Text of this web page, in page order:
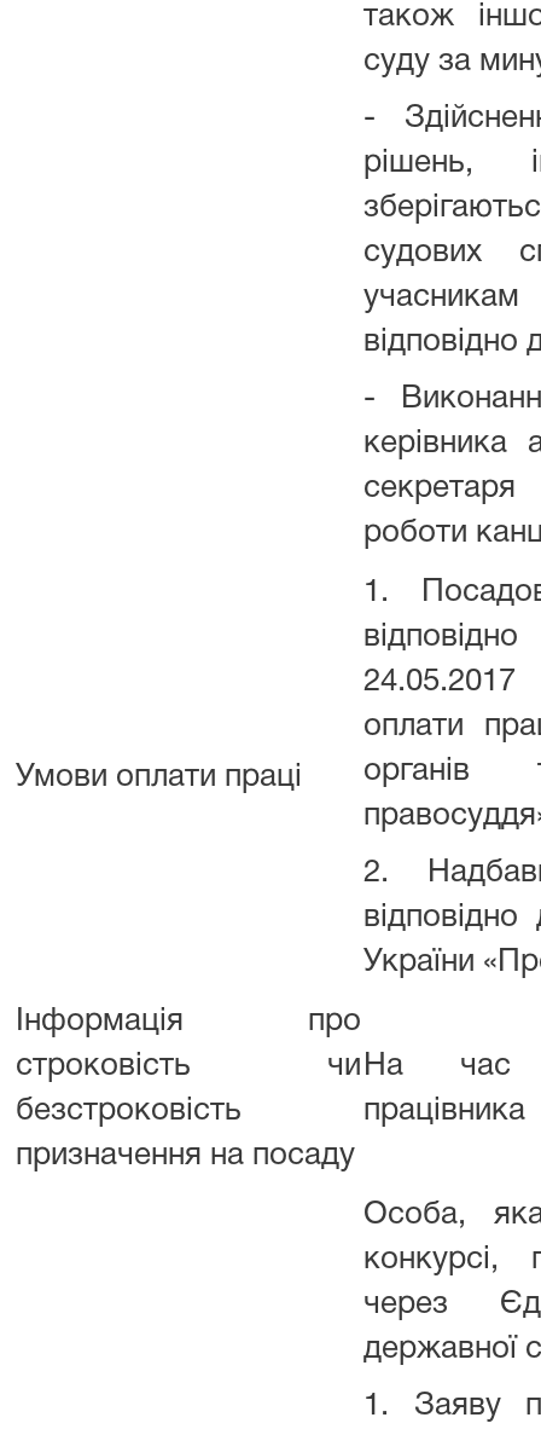
також
суду за
-
рішень,
судових
відповідно
-
керівника
роботи
Умови оплати праці
1.
оплати
органів
2.
України
Інформація про
строковість чи
безстроковість
призначення на посаду
На час
працівника
Особа,
конкурсі,
через
державної
1. Заяву